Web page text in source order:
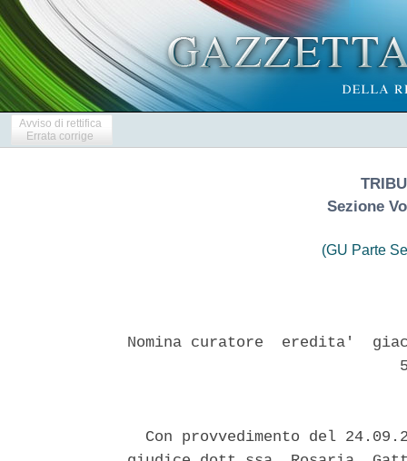
Avviso di rettifica
Errata corrige
Sezione
(GU Parte
Nomina curatore  eredita'
Con provvedimento del